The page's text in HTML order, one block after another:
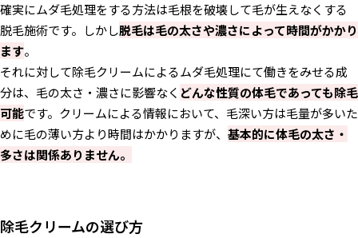
確実にムダ毛処理をする方法は毛根を破壊して毛が生えなくする
脱毛施術です。しかし脱毛は毛の太さや濃さによって時間がかかり
ます。
それに対して除毛クリームによるムダ毛処理にて働きをみせる成
分は、毛の太さ・濃さに影響なく どんな性質の体毛であっても除毛
可能です。クリームによる情報において、毛深い方は毛量が多いた
めに毛の薄い方より時間はかかりますが、 基本的に体毛の太さ・
多さは関係ありません。
除毛クリームの選び方